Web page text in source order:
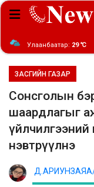
Улаанбаатар: 29 ℃
ЗАСГИЙН ГАЗАР
Сонсголын
шаардлагыг
нэвтрүүлнэ
Д.АРИУНЗАЯА/